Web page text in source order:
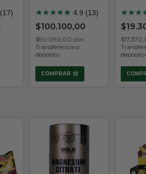
★★★★★
★ 4.9 (13)
$100.100,00
$90.090,00 con
Transferencia o
depósito
COMPRAR
★★★
depósito